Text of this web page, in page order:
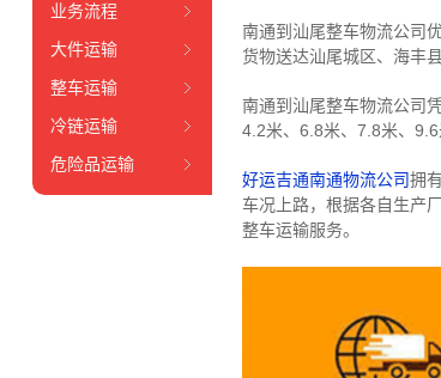
南通到汕尾整车物流公司
货物送达汕尾城区、海丰
南通到汕尾整车物流公司
4.2米、6.8米、7.8米、
好运吉通南通物流公司拥
车况上路，根据各自生产
整车运输服务。
业务流程
大件运输
整车运输
冷链运输
危险品运输